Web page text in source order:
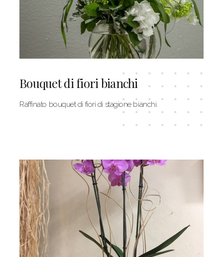
Bouquet di fiori bianchi
Raffinato bouquet di fiori di stagione bianchi.